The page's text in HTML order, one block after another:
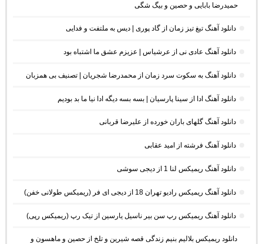
حمیدرضا بابایی و حصین و بیگ شگی
دانلود آهنگ تیغ تیز زمان از گاد پوری | دیس به ملتفت و فدایی
دانلود آهنگ عادی نی از عرشیاس | عزیزم عشق ما اشتباه بود
دانلود آهنگ به سکوت سرد زمان از محمدرضا شجریان | تصنیف بی همزبان
دانلود آهنگ ادا از سینا پارسیان | بسه بسه دیگه ادا نیا ما بد بودیم
دانلود آهنگ گلهای باران خورده از علیرضا قربانی
دانلود آهنگ فرشته از امید عقابی
دانلود آهنگ ریمیکس لنا 1 از دیجی سوشی
دانلود آهنگ ریمیکس رادیو تهران 18 از دیجی ای فر (ریمیکس طولانی خفن)
دانلود آهنگ ریمیکس رپ سن بیر ناسیل یارسین از تیک رپ (ریمیکس رپی)
دانلود ریمیکس بلالیم بنیم زندگی قصه شیرین و تلخ از حصین و ماهسون و